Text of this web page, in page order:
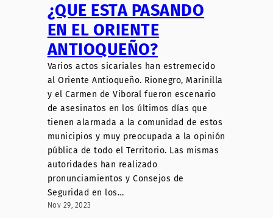
¿QUE ESTA PASANDO
EN EL ORIENTE
ANTIOQUEÑO?
Varios actos sicariales han estremecido
al Oriente Antioqueño. Rionegro, Marinilla
y el Carmen de Viboral fueron escenario
de asesinatos en los últimos días que
tienen alarmada a la comunidad de estos
municipios y muy preocupada a la opinión
pública de todo el Territorio. Las mismas
autoridades han realizado
pronunciamientos y Consejos de
Seguridad en los…
Nov 29, 2023